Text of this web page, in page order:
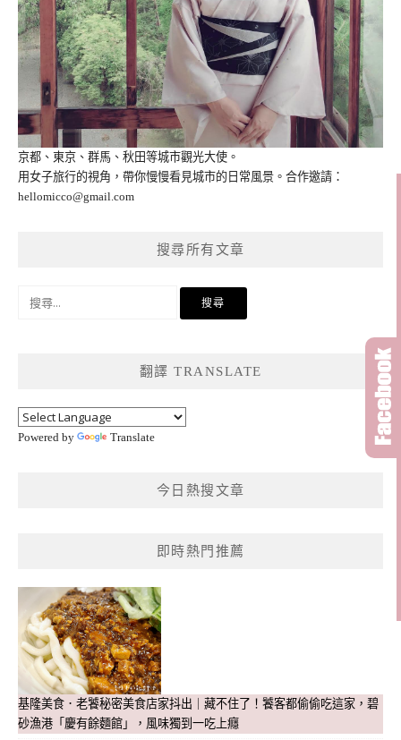
京都、東京、群馬、秋田等城市觀光大使。
用女子旅行的視角，帶你慢慢看見城市的日常風景。合作邀請：
hellomicco@gmail.com
搜尋所有文章
翻譯 TRANSLATE
Powered by Translate
今日熱搜文章
即時熱門推薦
基隆美食．老饕秘密美食店家抖出｜藏不住了！饕客都偷偷吃這家，碧
砂漁港「慶有餘麵館」，風味獨到一吃上癮